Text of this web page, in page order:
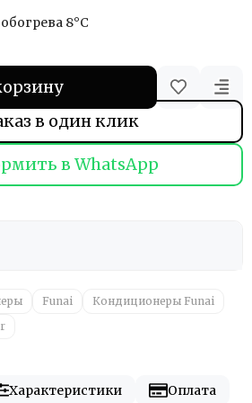
8°С
в один клик
в WhatsApp
Funai
Кондиционеры Funai
Характеристики Оплата